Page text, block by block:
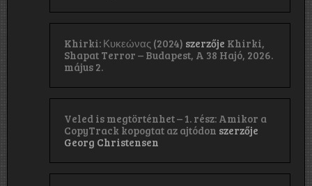
Khirki: Κ​υ​κ​ε​ώ​ν​α​ς (2024) szerzője Khirki,
Shapat Terror – Budapest, A 38 Hajó, 2026.
május 2.
Veled is megtörténhet – 1. rész: Amikor a
CopyTrack kopogtat az ajtódon szerzője
Georg Christensen